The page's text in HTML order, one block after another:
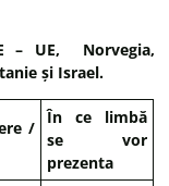
– UE, Norvegia,
și Israel.
/
În ce limbă
se vor
prezenta